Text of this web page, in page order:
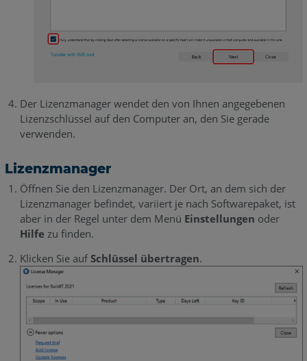
Der Lizenzmanager wendet den von Ihnen angegebenen
Lizenzschlüssel auf den Computer an, den Sie gerade
verwenden.
Lizenzmanager
Öffnen Sie den Lizenzmanager. Der Ort, an dem sich der
Lizenzmanager befindet, variiert je nach Softwarepaket, ist
aber in der Regel unter dem Menü Einstellungen oder
Hilfe zu finden.
Klicken Sie aufSchlüssel übertragen.